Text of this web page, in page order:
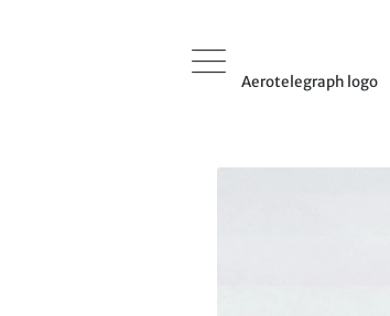
Aerotelegraph logo